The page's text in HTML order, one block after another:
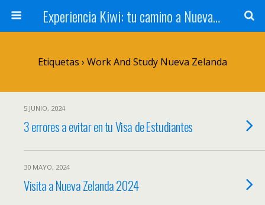
Experiencia Kiwi: tu camino a Nueva Zelanda
Etiquetas › Work And Study Nueva Zelanda
5 JUNIO, 2024
3 errores a evitar en tu Visa de Estudiantes
30 MAYO, 2024
Visita a Nueva Zelanda 2024